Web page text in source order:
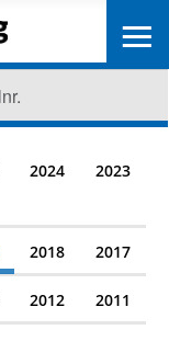
2024 2023
2018 2017
2012 2011
≡